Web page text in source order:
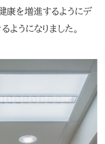
康を増進するようにデ
ようになりました。